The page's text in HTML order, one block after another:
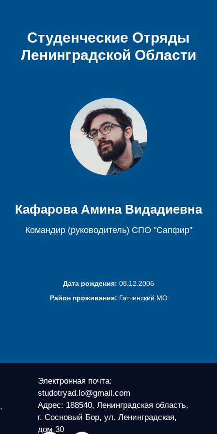
Студенческие Отряды
Ленинградской Области
Кафарова Амина Видадиевна
Командир (руководитель) СПО "Сапфир"
Дата рождения: 08.12.2006
Район проживания: Гатчинский МО
Электронная почта:
studotryad.lo@gmail.com
Адрес: 188540, Ленинградская область,
г. Сосновый Бор, ул. Ленинградская,
дом 30